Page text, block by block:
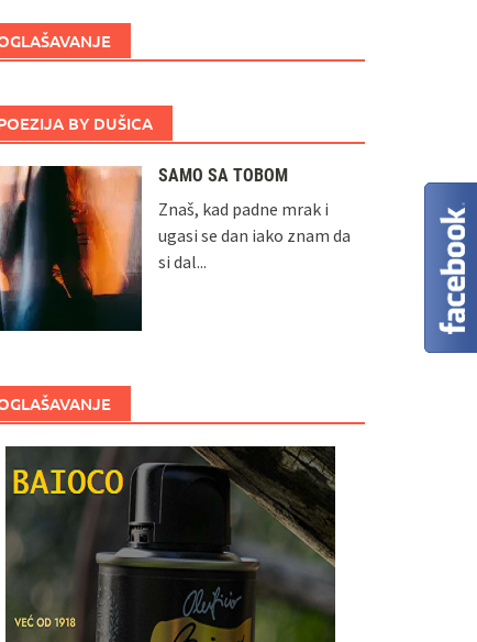
BY DUŠICA
SAMO SA TOBOM
Znaš, kad padne mrak i
ugasi se dan iako znam da
si dal...